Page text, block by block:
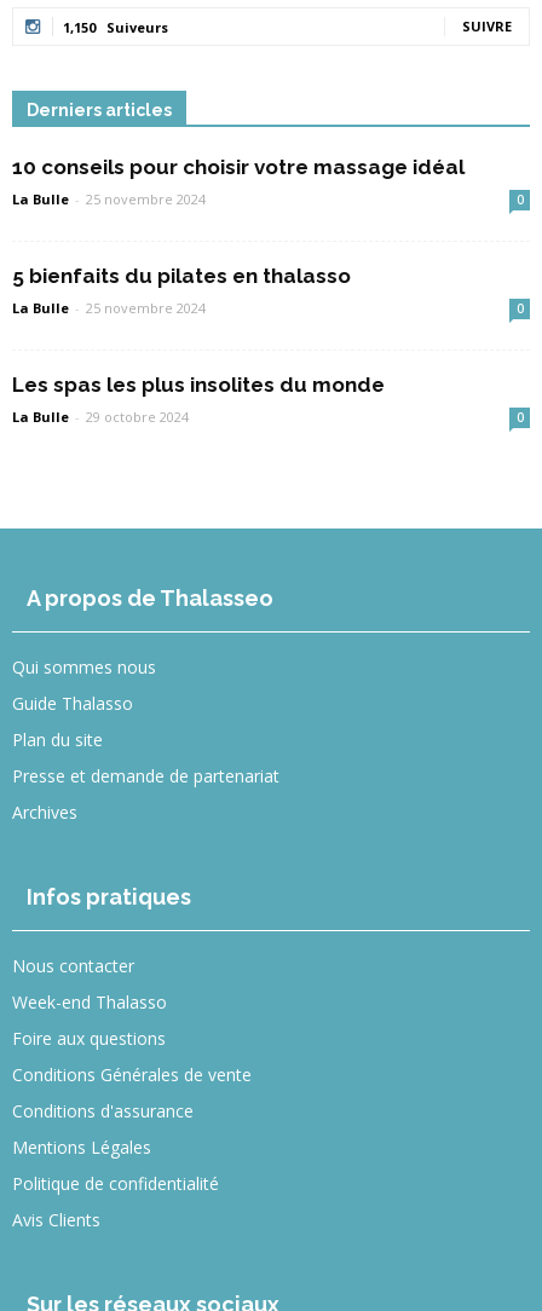
1,150 Suiveurs SUIVRE
Derniers articles
10 conseils pour choisir votre massage idéal
La Bulle - 25 novembre 2024 0
5 bienfaits du pilates en thalasso
La Bulle - 25 novembre 2024 0
Les spas les plus insolites du monde
La Bulle - 29 octobre 2024 0
A propos de Thalasseo
Qui sommes nous
Guide Thalasso
Plan du site
Presse et demande de partenariat
Archives
Infos pratiques
Nous contacter
Week-end Thalasso
Foire aux questions
Conditions Générales de vente
Conditions d'assurance
Mentions Légales
Politique de confidentialité
Avis Clients
Sur les réseaux sociaux